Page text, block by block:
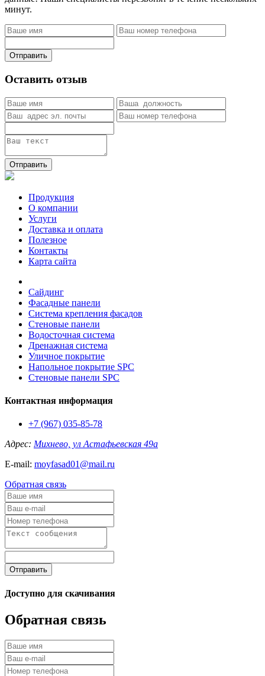
минут.
Отправить
Оставить отзыв
Отправить
Продукция
О компании
Услуги
Доставка и оплата
Полезное
Контакты
Карта сайта
Сайдинг
Фасадные панели
Система крепления фасадов
Стеновые панели
Водосточная система
Дренажная система
Уличное покрытие
Напольное покрытие SPC
Стеновые панели SPC
Контактная информация
+7 (967) 035-85-78
Адрес: Михнево, ул Астафьевская 49а
E-mail: moyfasad01@mail.ru
Обратная связь
Отправить
Доступно для скачивания
Обратная связь